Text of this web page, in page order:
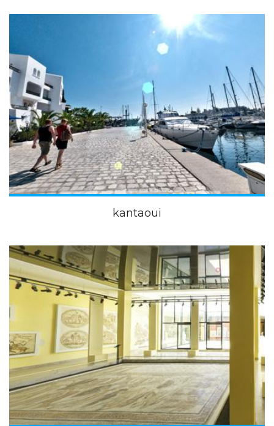
kantaoui